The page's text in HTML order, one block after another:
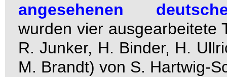
angesehenen
wurden vier ausgearbeitete
R. Junker, H. Binder, H.
M. Brandt) von S. Hartwig-